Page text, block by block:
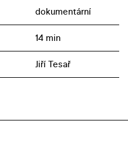
dokumentární
14 min
Jiří Tesař